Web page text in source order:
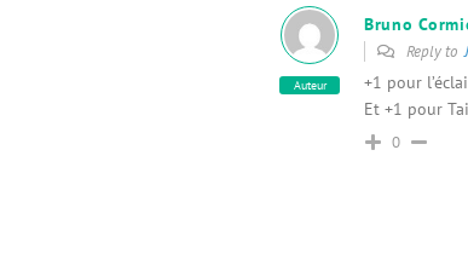
Auteur
Bruno
Reply to
+1 pour
Et +1 pour
0